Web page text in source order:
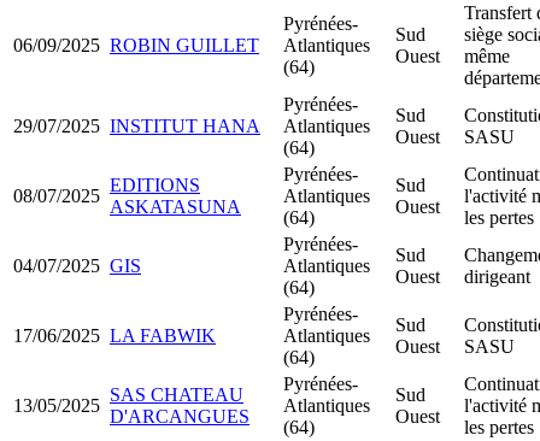
06/09/2025 ROBIN GUILLET
Pyrénées-
Atlantiques
(64)
Sud
Ouest
Transfert
siège
même
29/07/2025 INSTITUT HANA
Pyrénées-
Atlantiques
(64)
Sud
Ouest
SASU
08/07/2025
EDITIONS
ASKATASUNA
Pyrénées-
Atlantiques
(64)
Sud
Ouest
l'activité
les pertes
04/07/2025 GIS
Pyrénées-
Atlantiques
(64)
Sud
Ouest
dirigeant
17/06/2025 LA FABWIK
Pyrénées-
Atlantiques
(64)
Sud
Ouest
SASU
13/05/2025
SAS CHATEAU
D'ARCANGUES
Pyrénées-
Atlantiques
(64)
Sud
Ouest
l'activité
les pertes